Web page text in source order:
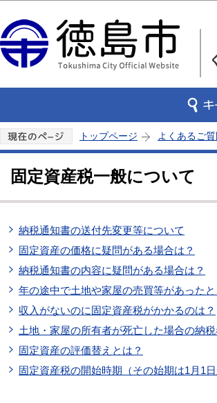
トップページ よくあるご質
固定資産税一般について
納税通知書の送付先変更等について
固定資産の価格に疑問がある場合は？
納税通知書の内容に疑問がある場合は？
年の途中で土地や家屋の売買等があった
収入がないのに固定資産税がかかるのは？
土地・家屋の所有者が死亡した場合の納税
固定資産の評価替えとは？
固定資産税の開始時期（その始期は1月1